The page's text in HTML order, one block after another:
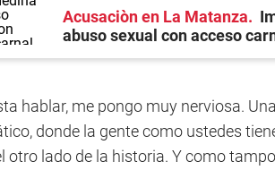
Acusaciòn en La Matanza
abuso sexual con acceso
hablar, me pongo muy nerviosa.
donde la gente como ustedes
otro lado de la historia. Y como